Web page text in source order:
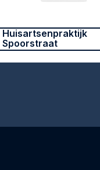
Huisartsenpraktijk
Spoorstraat